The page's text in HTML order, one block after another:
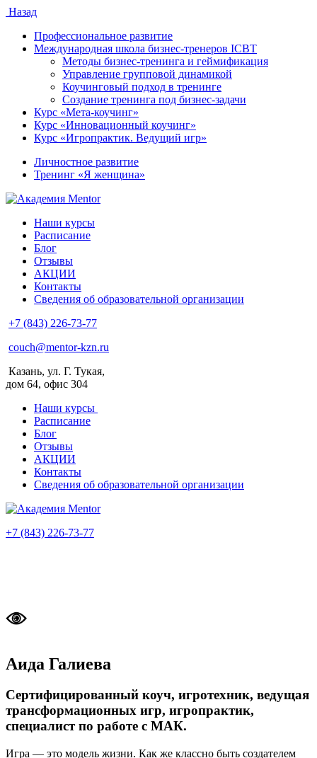
Назад
Профессиональное развитие
Международная школа бизнес-тренеров ICBT
Методы бизнес-тренинга и геймификация
Управление групповой динамикой
Коучинговый подход в тренинге
Создание тренинга под бизнес-задачи
Курс «Мета-коучинг»
Курс «Инновационный коучинг»
Курс «Игропрактик. Ведущий игр»
Личностное развитие
Тренинг «Я женщина»
Наши курсы
Расписание
Блог
Отзывы
АКЦИИ
Контакты
Сведения об образовательной организации
+7 (843) 226-73-77
couch@mentor-kzn.ru
Казань, ул. Г. Тукая,
дом 64, офис 304
Наши курсы
Расписание
Блог
Отзывы
АКЦИИ
Контакты
Сведения об образовательной организации
+7 (843) 226-73-77
Аида Галиева
Сертифицированный коуч, игротехник, ведущая
трансформационных игр, игропрактик,
специалист по работе с МАК.
Игра — это модель жизни. Как же классно быть создателем